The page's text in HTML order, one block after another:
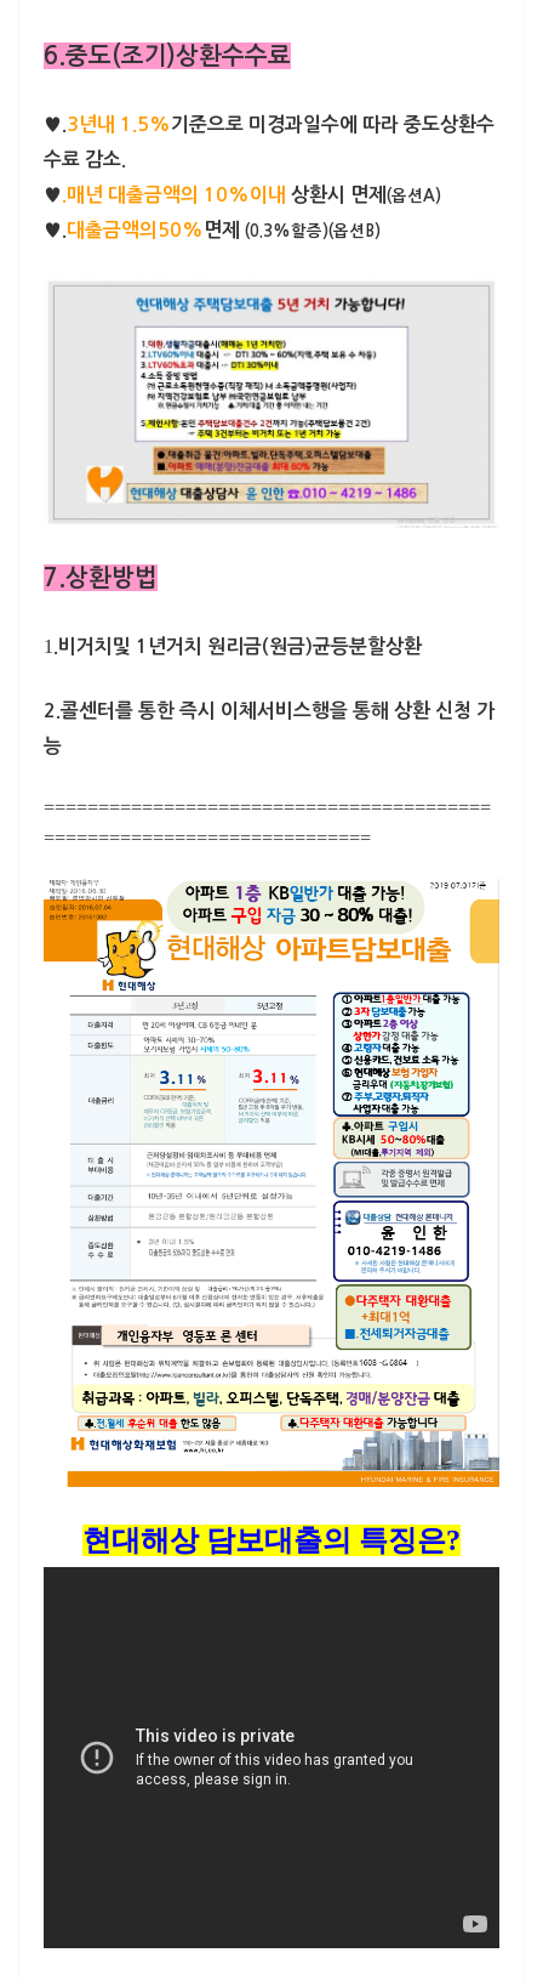
6.중도(조기)상환수수료
♥. 3년내 1.5% 기준으로 미경과일수에 따라 중도상환수
수료 감소.
♥ .매년 대출금액의 10%이내 상환시 면제 (옵션A)
♥. 대출금액의50% 면제 (0.3%할증)(옵션B)
7.상환방법
1 비거치및 1년거치 원리금(원금)균등분할상환
2.콜센터를 통한 즉시 이체서비스행을 통해 상환 신청 가
능
=========================================
==============================
현대해상 담보대출의 특징은?